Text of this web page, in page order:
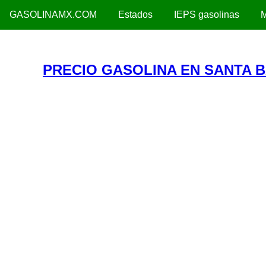
GASOLINAMX.COM Estados IEPS gasolinas
PRECIO GASOLINA EN SANTA